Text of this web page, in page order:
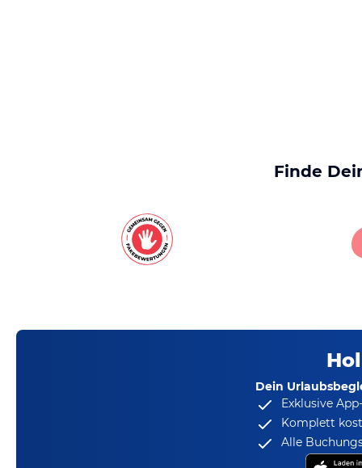
Finde
Dein
Exklusive
Komplett
Alle